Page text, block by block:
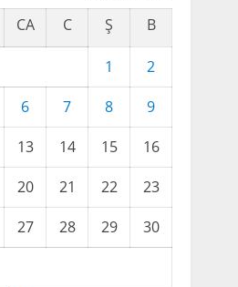
CA C Ş B
1
2
6 7 8
9
13 14 15
16
20 21 22
23
27 28 29
30